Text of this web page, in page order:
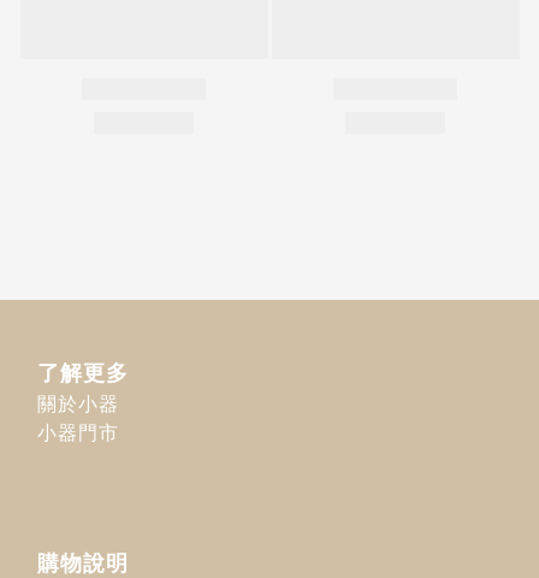
了解更多
關於小器
小器門市
購物說明